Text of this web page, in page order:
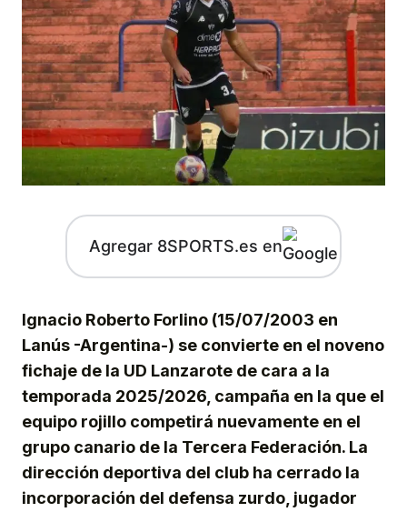
Agregar 8SPORTS.es en
Ignacio Roberto Forlino (15/07/2003 en
Lanús -Argentina-) se convierte en el noveno
fichaje de la UD Lanzarote de cara a la
temporada 2025/2026, campaña en la que el
equipo rojillo competirá nuevamente en el
grupo canario de la Tercera Federación. La
dirección deportiva del club ha cerrado la
incorporación del defensa zurdo, jugador